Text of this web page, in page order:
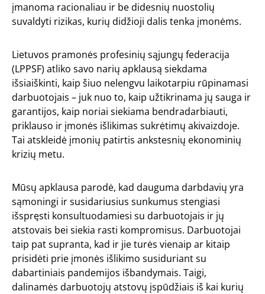
įmanoma racionaliau ir be didesnių nuostolių
suvaldyti rizikas, kurių didžioji dalis tenka įmonėms.
Lietuvos pramonės profesinių sąjungų federacija
(LPPSF) atliko savo narių apklausą siekdama
išsiaiškinti, kaip šiuo nelengvu laikotarpiu rūpinamasi
darbuotojais – juk nuo to, kaip užtikrinama jų sauga ir
garantijos, kaip noriai siekiama bendradarbiauti,
priklauso ir įmonės išlikimas sukrėtimų akivaizdoje.
Tai atskleidė įmonių patirtis ankstesnių ekonominių
krizių metu.
Mūsų apklausa parodė, kad dauguma darbdavių yra
sąmoningi ir susidariusius sunkumus stengiasi
išspręsti konsultuodamiesi su darbuotojais ir jų
atstovais bei siekia rasti kompromisus. Darbuotojai
taip pat supranta, kad ir jie turės vienaip ar kitaip
prisidėti prie įmonės išlikimo susiduriant su
dabartiniais pandemijos išbandymais. Taigi,
dalinamės darbuotojų atstovų įspūdžiais iš kai kurių